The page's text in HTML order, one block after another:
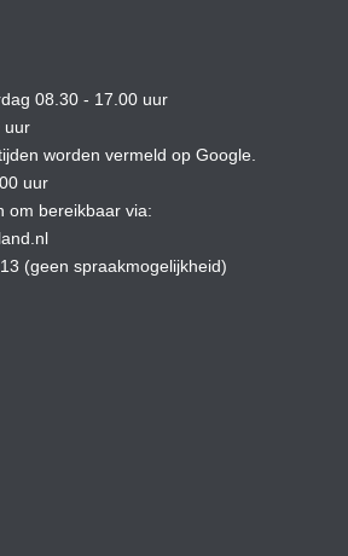
08.30 - 17.00 uur
uur
worden vermeld op Google.
uur
om bereikbaar via:
(geen spraakmogelijkheid)